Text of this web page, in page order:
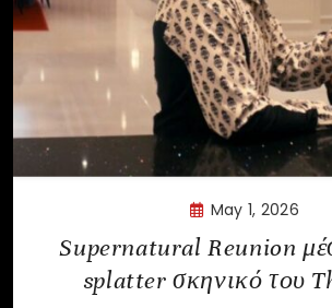
May 1, 2026
Supernatural Reunion
splatter σκηνικό του